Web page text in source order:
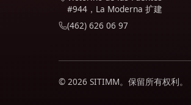
#944，La Moderna 扩建
(462) 626 06 97
© 2026 SITIMM。保留所有权利。